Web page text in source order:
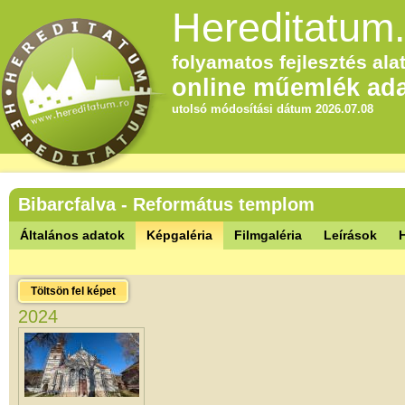
folyamatos fejlesztés
online műemlék
utolsó módosítási dátum 2026.07.08
Bibarcfalva - Református templom
Általános adatok Képgaléria Filmgaléria Leírások
Töltsön fel képet
2024